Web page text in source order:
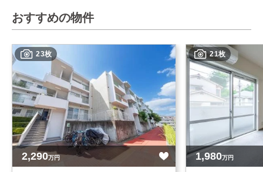
おすすめの物件
23枚
2,290万円
21枚
1,980万円